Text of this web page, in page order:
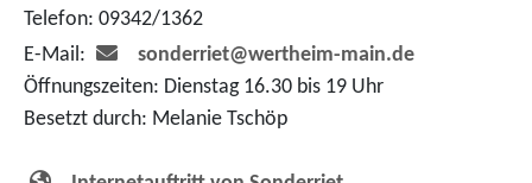
Telefon: 09342/1362
E-Mail:
sonderriet@wertheim-main.de
Öffnungszeiten: Dienstag 16.30 bis 19 Uhr
Besetzt durch: Melanie Tschöp